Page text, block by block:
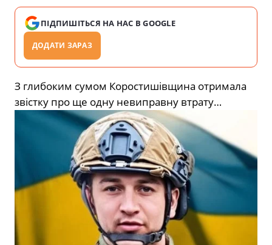
ПІДПИШІТЬСЯ НА НАС В GOOGLE
ДОДАТИ ЗАРАЗ
З глибоким сумом Коростишівщина отримала
звістку про ще одну невиправну втрату…